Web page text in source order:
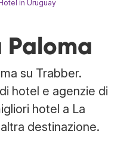
in Uruguay
Paloma
su Trabber.
hotel e agenzie di
hotel a La
destinazione.